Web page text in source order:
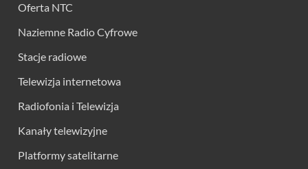
Oferta NTC
Naziemne Radio Cyfrowe
Stacje radiowe
Telewizja internetowa
Radiofonia i Telewizja
Kanały telewizyjne
Platformy satelitarne